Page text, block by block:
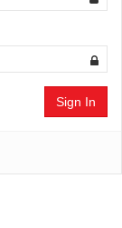
Sign In